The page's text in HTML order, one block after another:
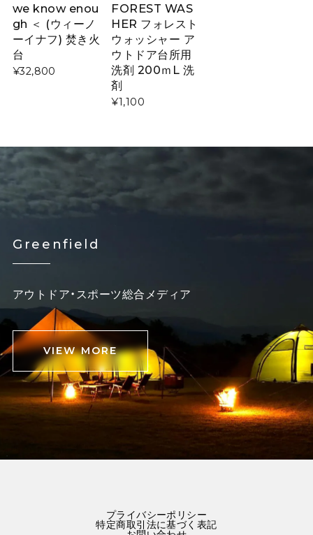
we know enou
gh ＜ (ウィーノ
ーイナフ) 焚き火
台
¥32,800
FOREST WAS
HER フォレスト
ウォッシャー ア
ウトドア台所用
洗剤 200ｍL 洗
剤
¥1,100
Greenfield
アウトドア・スポーツ総合メディア
VIEW MORE
プライバシーポリシー
特定商取引法に基づく表記